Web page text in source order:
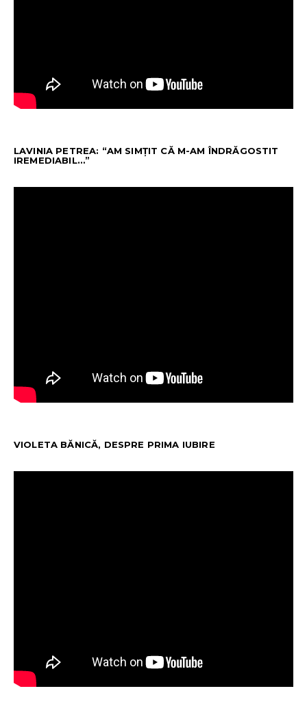
LAVINIA PETREA: “AM SIMȚIT CĂ M-AM ÎNDRĂGOSTIT
IREMEDIABIL…”
VIOLETA BĂNICĂ, DESPRE PRIMA IUBIRE